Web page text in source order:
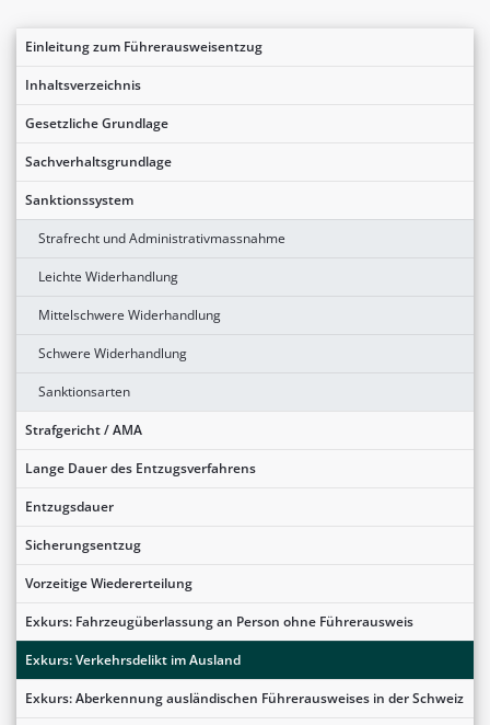
Einleitung zum Führerausweisentzug
Inhaltsverzeichnis
Gesetzliche Grundlage
Sachverhaltsgrundlage
Sanktionssystem
Strafrecht und Administrativmassnahme
Leichte Widerhandlung
Mittelschwere Widerhandlung
Schwere Widerhandlung
Sanktionsarten
Strafgericht / AMA
Lange Dauer des Entzugsverfahrens
Entzugsdauer
Sicherungsentzug
Vorzeitige Wiedererteilung
Exkurs: Fahrzeugüberlassung an Person ohne Führerausweis
Exkurs: Verkehrsdelikt im Ausland
Exkurs: Aberkennung ausländischen Führerausweises in der Schweiz